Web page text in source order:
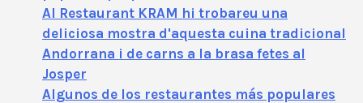
Al Restaurant KRAM hi trobareu una
deliciosa mostra d'aquesta cuina tradicional
Andorrana i de carns a la brasa fetes al
Josper
Algunos de los restaurantes más populares